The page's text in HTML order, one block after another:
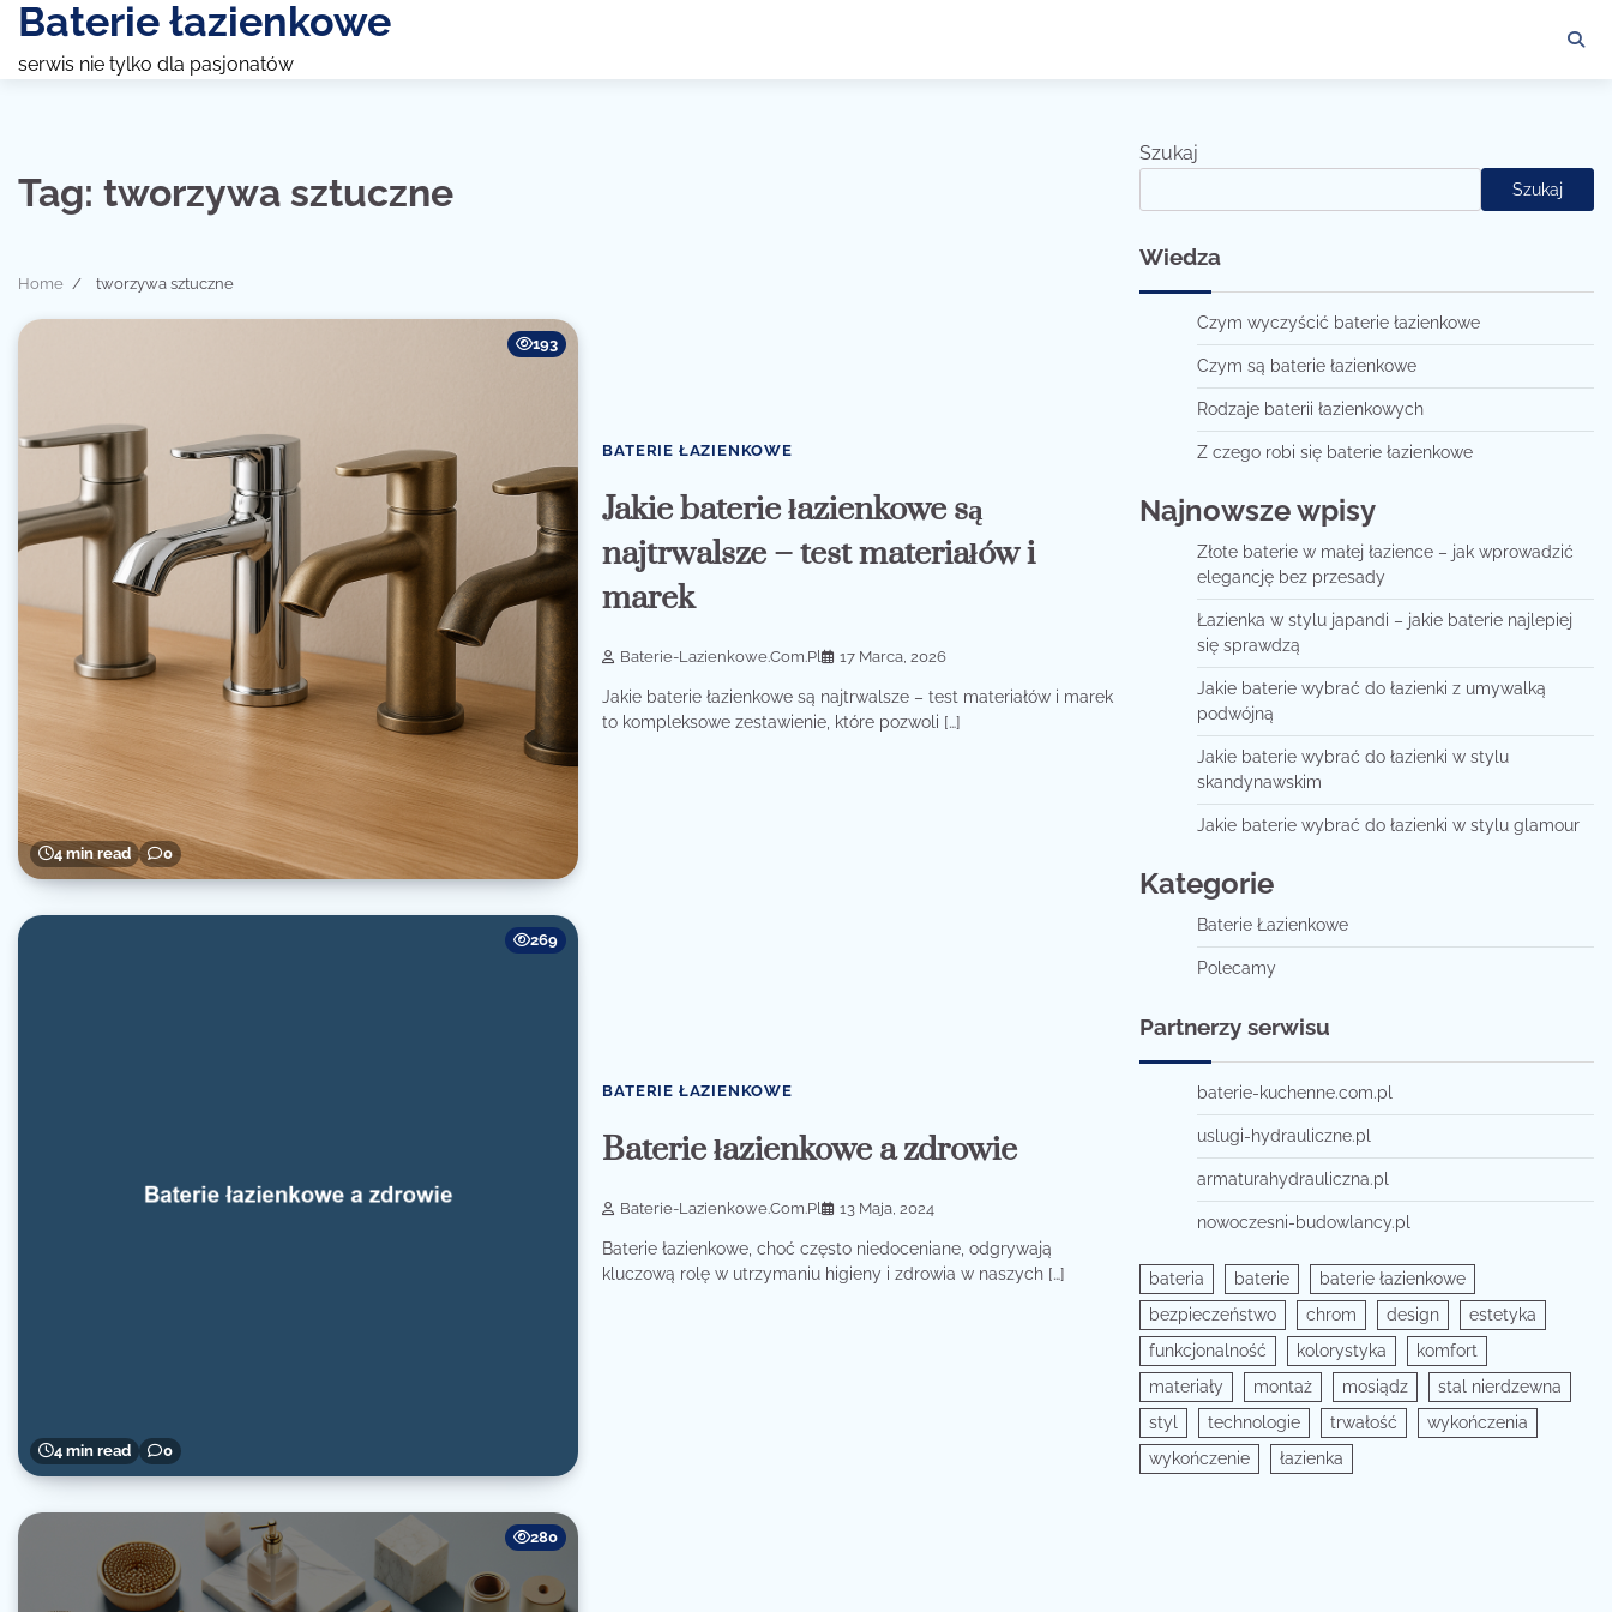
Skip
content
Baterie łazienkowe
serwis nie tylko dla pasjonatów
Tag: tworzywa sztuczne
Home tworzywa sztuczne
4 min read 0
193
BATERIE ŁAZIENKOWE
Jakie baterie łazienkowe są
najtrwalsze – test materiałów i
marek
Baterie-Lazienkowe.com.pl 17 Marca, 2026
Jakie baterie łazienkowe są najtrwalsze – test materiałów i marek
to kompleksowe zestawienie, które pozwoli […]
4 min read 0
269
BATERIE ŁAZIENKOWE
Baterie łazienkowe a zdrowie
Baterie-Lazienkowe.com.pl 13 Maja, 2024
Baterie łazienkowe, choć często niedoceniane, odgrywają
kluczową rolę w utrzymaniu higieny i zdrowia w naszych […]
280
Szukaj
Szukaj
Wiedza
Czym wyczyścić baterie łazienkowe
Czym są baterie łazienkowe
Rodzaje baterii łazienkowych
Z czego robi się baterie łazienkowe
Najnowsze wpisy
Złote baterie w małej łazience – jak wprowadzić
elegancję bez przesady
Łazienka w stylu japandi – jakie baterie najlepiej
się sprawdzą
Jakie baterie wybrać do łazienki z umywalką
podwójną
Jakie baterie wybrać do łazienki w stylu
skandynawskim
Jakie baterie wybrać do łazienki w stylu glamour
Kategorie
Baterie Łazienkowe
Polecamy
Partnerzy serwisu
baterie-kuchenne.com.pl
uslugi-hydrauliczne.pl
armaturahydrauliczna.pl
nowoczesni-budowlancy.pl
bateria baterie
baterie łazienkowe
bezpieczeństwo
chrom design
estetyka
funkcjonalność
kolorystyka
komfort
materiały
montaż mosiądz
stal nierdzewna
styl
technologie trwałość
wykończenia
wykończenie
łazienka